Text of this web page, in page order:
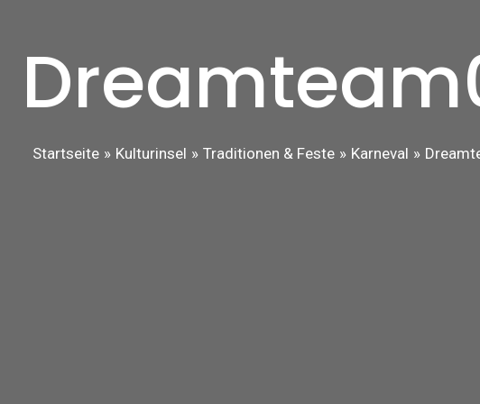
Startseite Kulturinsel Traditionen & Feste Karneval